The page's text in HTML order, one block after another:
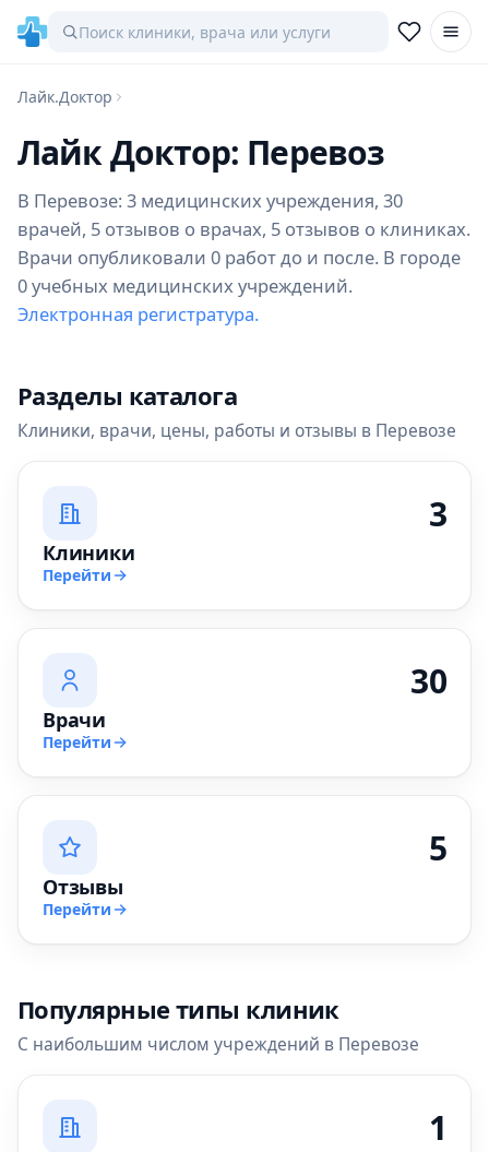
Лайк.Доктор
Лайк Доктор: Перевоз
В Перевозе: 3 медицинских учреждения, 30
врачей, 5 отзывов о врачах, 5 отзывов о клиниках.
Врачи опубликовали 0 работ до и после. В городе
0 учебных медицинских учреждений.
Электронная регистратура.
Разделы каталога
Клиники, врачи, цены, работы и отзывы в Перевозе
3
Клиники
Перейти
30
Врачи
Перейти
5
Отзывы
Перейти
Популярные типы клиник
С наибольшим числом учреждений в Перевозе
1